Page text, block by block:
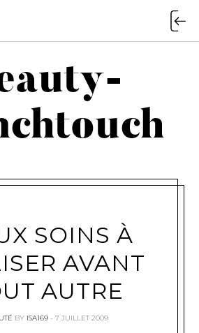
Frenchtouch
SOINS À
AVANT
AUTRE
BY ISA169 7 JUILLET 2009